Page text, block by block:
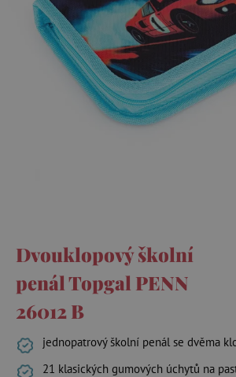
Dvouklopový školní
penál Topgal PENN
26012 B
jednopatrový školní penál se dvěma
21 klasických gumových úchytů na